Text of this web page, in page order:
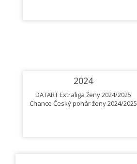
2024
DATART Extraliga ženy 2024/2025
Chance Český pohár ženy 2024/2025